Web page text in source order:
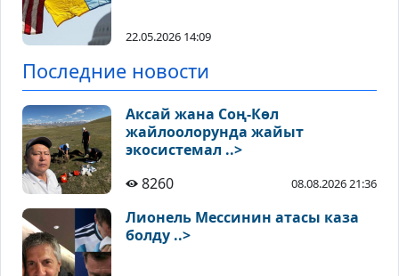
22.05.2026 14:09
Последние новости
Аксай жана Соң-Көл
жайлоолорунда жайыт
экосистемал ..>
8260
08.08.2026 21:36
Лионель Мессинин атасы каза
болду ..>